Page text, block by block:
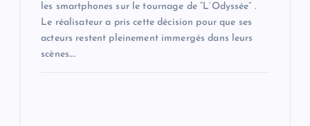
les smartphones sur le tournage de “L’Odyssée” .
Le réalisateur a pris cette décision pour que ses
acteurs restent pleinement immergés dans leurs
scènes.…